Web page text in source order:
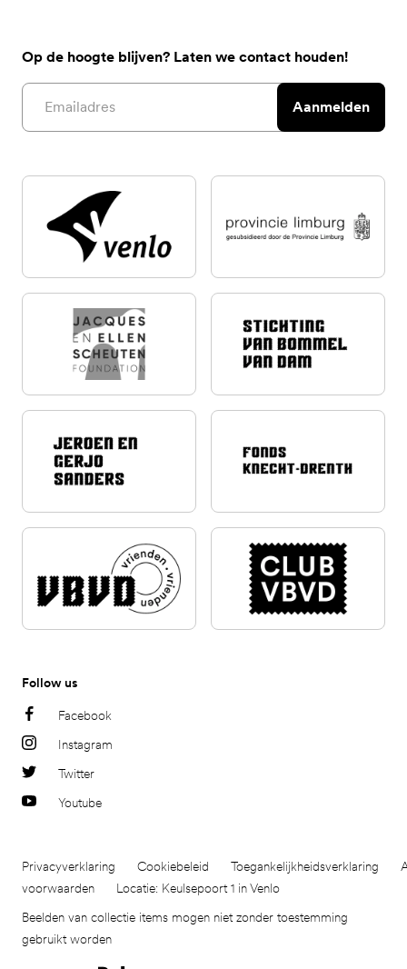
Op de hoogte blijven? Laten we contact houden!
Email address
Aanmelden
Follow us
Facebook
Instagram
Twitter
Youtube
Privacyverklaring Cookiebeleid Toegankelijkheidsverklaring
voorwaarden
Locatie: Keulsepoort 1 in Venlo
Beelden van collectie items mogen niet zonder toestemming
gebruikt worden